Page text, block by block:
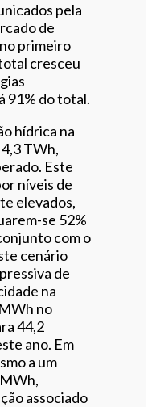
pela
de
primeiro
cresceu
91% do total.
hídrica na
TWh,
Este
níveis de
elevados,
se 52%
com o
cenário
de
na
no
44,2
ano. Em
a um
associado